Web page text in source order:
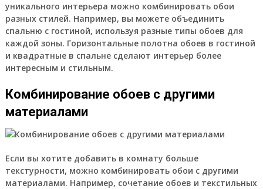
уникального интерьера можно комбинировать обои
разных стилей. Например, вы можете объединить
спальню с гостиной, используя разные типы обоев для
каждой зоны. Горизонтальные полотна обоев в гостиной
и квадратные в спальне сделают интерьер более
интересным и стильным.
Комбинирование обоев с другими
материалами
Если вы хотите добавить в комнату больше
текстурности, можно комбинировать обои с другими
материалами. Например, сочетание обоев и текстильных